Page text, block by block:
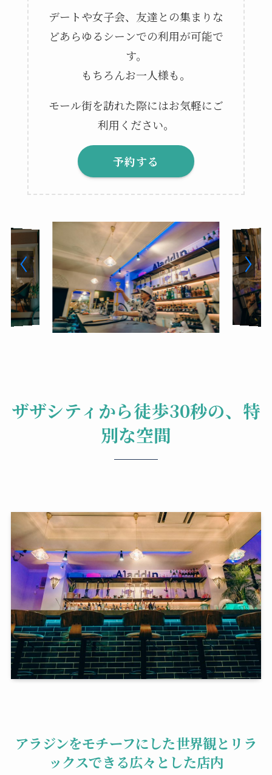
デートや女子会、友達との集まりな
どあらゆるシーンでの利用が可能で
す。
もちろんお一人様も。
モール街を訪れた際にはお気軽にご
利⽤ください。
予約する
ザザシティから徒歩30秒の、特
別な空間
アラジンをモチーフにした世界観とリラ
ックスできる広々とした店内